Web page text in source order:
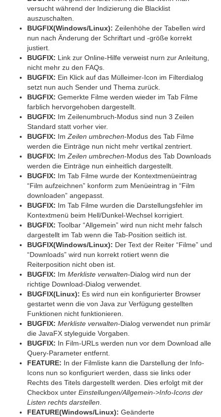
versucht während der Indizierung die Blacklist
auszuschalten.
BUGFIX(Windows/Linux): Zeilenhöhe der Tabellen wird
nun nach Änderung der Schriftart und -größe korrekt
justiert.
BUGFIX: Link zur Online-Hilfe verweist nurn zur Anleitung,
nicht mehr zu den FAQs.
BUGFIX: Ein Klick auf das Mülleimer-Icon im Filterdialog
setzt nun auch Sender und Thema zurück.
BUGFIX: Gemerkte Filme werden wieder im Tab Filme
farblich hervorgehoben dargestellt.
BUGFIX: Im Zeilenumbruch-Modus sind nun 3 Zeilen
Standard statt vorher vier.
BUGFIX: Im Zeilen umbrechen-Modus des Tab Filme
werden die Einträge nun nicht mehr vertikal zentriert.
BUGFIX: Im Zeilen umbrechen-Modus des Tab Downloads
werden die Einträge nun einheitlich dargestellt.
BUGFIX: Im Tab Filme wurde der Kontextmenüeintrag
“Film aufzeichnen” konform zum Menüeintrag in “Film
downloaden” angepasst.
BUGFIX: Im Tab Filme wurden die Darstellungsfehler im
Kontextmenü beim Hell/Dunkel-Wechsel korrigiert.
BUGFIX: Toolbar “Allgemein” wird nun nicht mehr falsch
dargestellt im Tab wenn die Tab-Position seitlich ist.
BUGFIX(Windows/Linux): Der Text der Reiter “Filme” und
“Downloads” wird nun korrekt rotiert wenn die
Reiterposition nicht oben ist.
BUGFIX: Im Merkliste verwalten-Dialog wird nun der
richtige Download-Dialog verwendet.
BUGFIX(Linux): Es wird nun ein konfigurierter Browser
gestartet wenn die von Java zur Verfügung gestellten
Funktionen nicht funktionieren.
BUGFIX: Merkliste verwalten-Dialog verwendet nun primär
die JavaFX styleguide Vorgaben.
BUGFIX: In Film-URLs werden nun vor dem Download alle
Query-Parameter entfernt.
FEATURE: In der Filmliste kann die Darstellung der Info-
Icons nun so konfiguriert werden, dass sie links oder
Rechts des Titels dargestellt werden. Dies erfolgt mit der
Checkbox unter Einstellungen/Allgemein->Info-Icons der
Listen rechts darstellen
FEATURE(Windows/Linux): Geänderte